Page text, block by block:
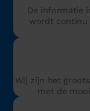
De informatie
wordt continu
Wij zijn het
met de